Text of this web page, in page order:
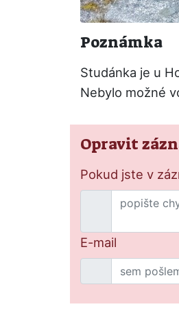
Poznámka
Studánka je u
Nebylo možné
Opravit
Pokud jste v
E-mail